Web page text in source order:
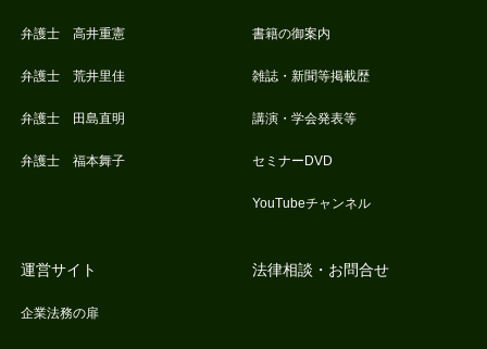
弁護士 高井重憲
弁護士 荒井里佳
弁護士 田島直明
弁護士 福本舞子
書籍の御案内
雑誌・新聞等掲載歴
講演・学会発表等
セミナーDVD
YouTubeチャンネル
運営サイト
企業法務の扉
法律相談・お問合せ